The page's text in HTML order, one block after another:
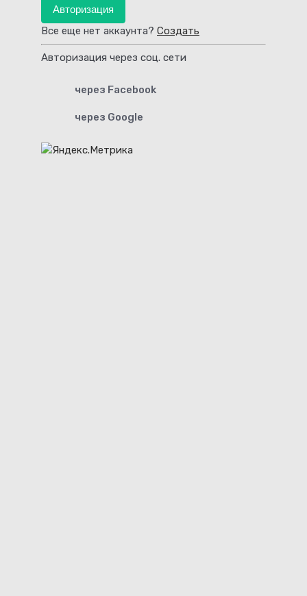
Авторизация
Все еще нет аккаунта? Создать
Авторизация через соц. сети
через Facebook
через Google